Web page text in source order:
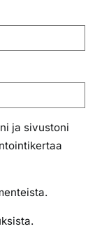
ja sivustoni